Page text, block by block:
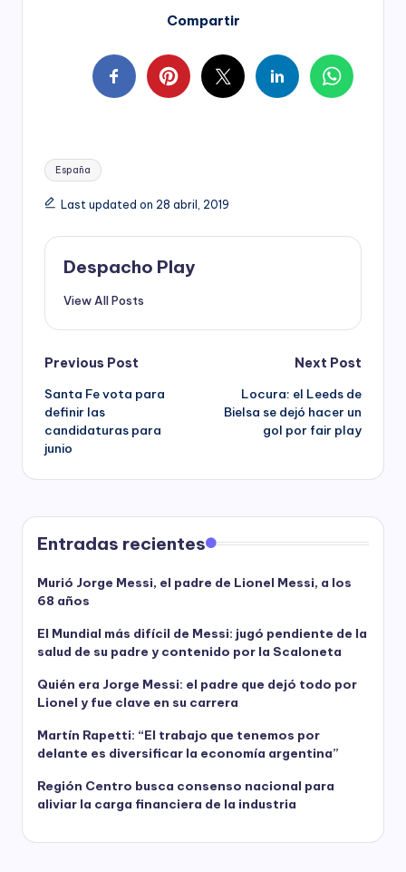
Compartir
Tags:
España
Last updated on 28 abril, 2019
Despacho Play
View All Posts
Post
navigation
Previous Post
Santa Fe vota para
definir las
candidaturas para
junio
Next Post
Locura: el Leeds de
Bielsa se dejó hacer un
gol por fair play
Entradas recientes
Murió Jorge Messi, el padre de Lionel Messi, a los
68 años
El Mundial más difícil de Messi: jugó pendiente de la
salud de su padre y contenido por la Scaloneta
Quién era Jorge Messi: el padre que dejó todo por
Lionel y fue clave en su carrera
Martín Rapetti: “El trabajo que tenemos por
delante es diversificar la economía argentina”
Región Centro busca consenso nacional para
aliviar la carga financiera de la industria